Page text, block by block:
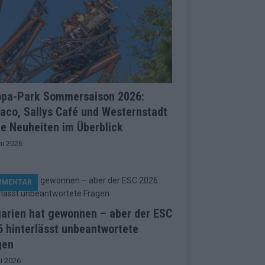
Park Sommersaison 2026:
Sallys Café und Westernstadt
Neuheiten im Überblick
2026
hat gewonnen – aber der ESC
hinterlässt unbeantwortete
2026